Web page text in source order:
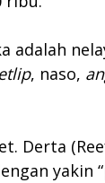
adalah
, naso,
Derta
yakin